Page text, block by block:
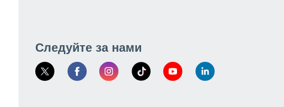
Следуйте за нами